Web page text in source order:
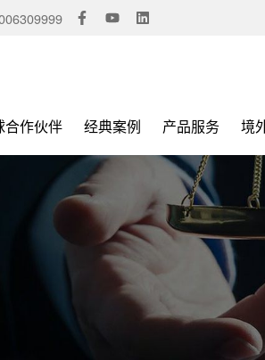
合作伙伴 经典案例 产品服务 境